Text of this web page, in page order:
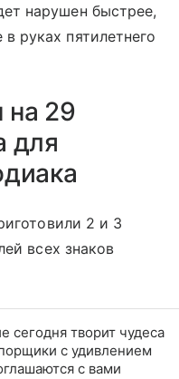
нарушен быстрее,
руках пятилетнего
на 29
для
2 и 3
всех знаков
сегодня творит чудеса
с удивлением
с вами